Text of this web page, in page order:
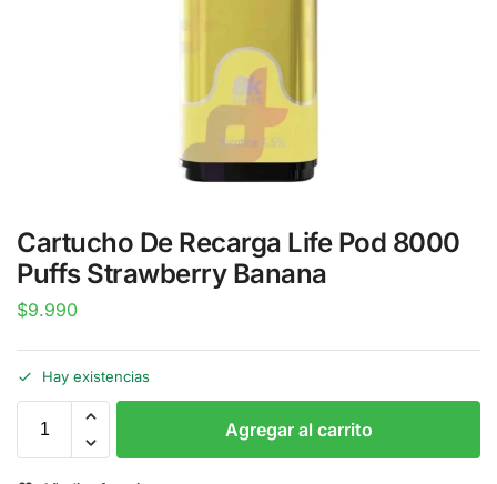
Cartucho De Recarga Life Pod 8000
Puffs Strawberry Banana
$9.990
Hay existencias
Agregar al carrito